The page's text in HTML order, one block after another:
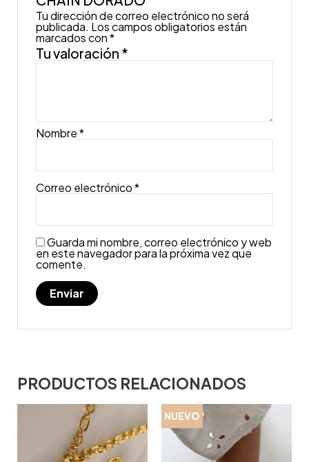
Tu dirección de correo electrónico no será
publicada. Los campos obligatorios están
marcados con*
Tu valoración *
Nombre*
Correo electrónico*
Guarda mi nombre, correo electrónico y web
en este navegador para la próxima vez que
comente.
PRODUCTOS RELACIONADOS
NUEVO